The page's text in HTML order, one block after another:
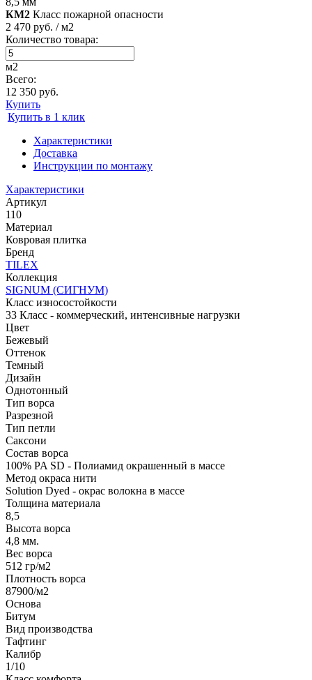
КМ2 Класс пожарной опасности
2 470 руб. / м2
Количество товара:
м2
Всего:
12 350 руб.
Купить
Купить в 1 клик
Характеристики
Доставка
Инструкции по монтажу
Характеристики
Артикул
110
Материал
Ковровая плитка
Бренд
TILEX
Коллекция
SIGNUM (СИГНУМ)
Класс износостойкости
33 Класс - коммерческий, интенсивные нагрузки
Цвет
Бежевый
Оттенок
Темный
Дизайн
Однотонный
Тип ворса
Разрезной
Тип петли
Саксони
Состав ворса
100% PA SD - Полиамид окрашенный в массе
Метод окраса нити
Solution Dyed - окрас волокна в массе
Толщина материала
8,5
Высота ворса
4,8 мм.
Вес ворса
512 гр/м2
Плотность ворса
87900/м2
Основа
Битум
Вид производства
Тафтинг
Калибр
1/10